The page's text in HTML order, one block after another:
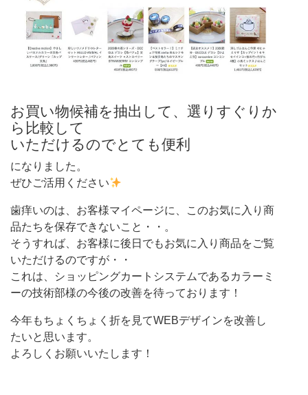
お買い物候補を抽出して、選りすぐりか
ら比較して
いただけるのでとても便利
になりました。
ぜひご活用ください
歯痒いのは、お客様マイページに、このお気に入り商
品たちを保存できないこと・・。
そうすれば、お客様に後日でもお気に入り商品をご覧
いただけるのですが・・
これは、ショッピングカートシステムであるカラーミ
ーの技術部様の今後の改善を待っております！
今年もちょくちょく折を見てWEBデザインを改善し
たいと思います。
よろしくお願いいたします！